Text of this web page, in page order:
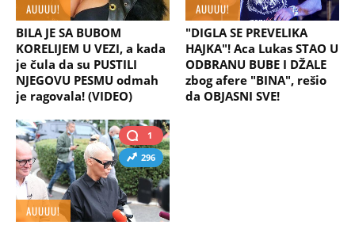
AUUUU!
BILA JE SA BUBOM
KORELIJEM U VEZI, a kada
je čula da su PUSTILI
NJEGOVU PESMU odmah
je ragovala! (VIDEO)
AUUUU!
"DIGLA SE PREVELIKA
HAJKA"! Aca Lukas STAO U
ODBRANU BUBE I DŽALE
zbog afere "BINA", rešio
da OBJASNI SVE!
1
296
AUUUU!